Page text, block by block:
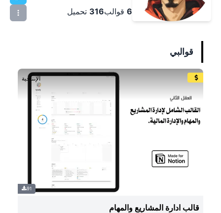
6 قوالب316 تحميل
قوالبي
الإنتاجية
91
قالب ادارة المشاريع والمهام